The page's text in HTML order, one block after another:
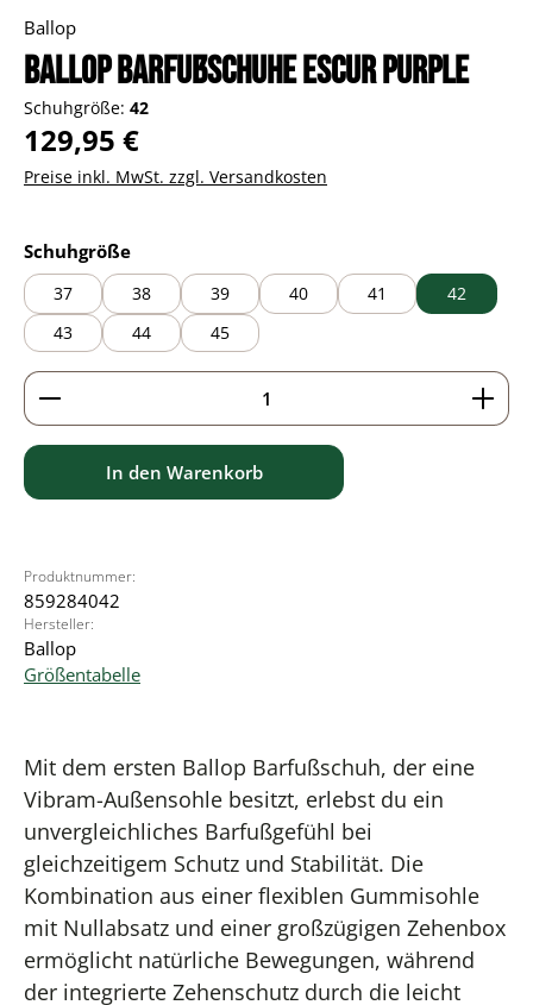
Ballop
BALLOP Barfußschuhe Escur purple
Schuhgröße: 42
Regulärer Preis:
129,95 €
Preise inkl. MwSt. zzgl. Versandkosten
Schuhgrößeauswählen
37 38 39 40 41
42
43
44 45
Produkt Anzahl: Gib den gewünschten Wert ein
In den Warenkorb
Produktnummer:
859284042
Hersteller:
Ballop
Größentabelle
Mit dem ersten Ballop Barfußschuh, der eine
Vibram-Außensohle besitzt, erlebst du ein
unvergleichliches Barfußgefühl bei
gleichzeitigem Schutz und Stabilität. Die
Kombination aus einer flexiblen Gummisohle
mit Nullabsatz und einer großzügigen Zehenbox
ermöglicht natürliche Bewegungen, während
der integrierte Zehenschutz durch die leicht